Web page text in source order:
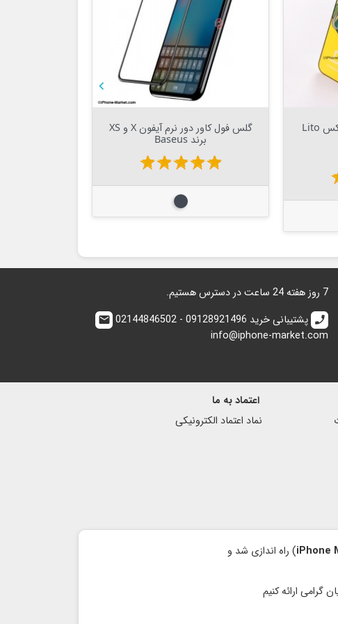

گلس مات آیفون 13 پرو مکس Lito
گلس فول کاور دور نرم آیفون X و XS
برند Baseus
star
star
star
star
star
مشکی
7 روز هفته 24 ساعت در دسترس هستیم.
call پشتیبانی خرید 09128921496 - 02144846502 email
info@iphone-market.com
اعتماد به ما
نماد اعتماد الكترونیكی
iPhone) راه اندازی شد و